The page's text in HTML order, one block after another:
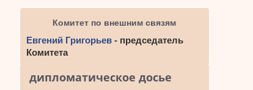
Комитет по внешним связям
Евгений Григорьев - председатель
Комитета
дипломатическое досье